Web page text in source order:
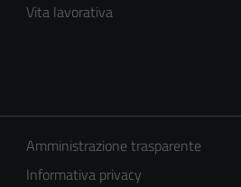
Vita lavorativa
Amministrazione trasparente
Informativa privacy